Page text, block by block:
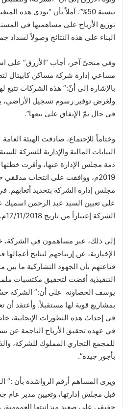
بنسبة 50%”. آملاً بأن “تودي هذه
توزيع الأرباح على مساهميها في
البناء على هذه النتائج وصولاً لسداد
وفي منحىً آخر، أجاب “الأزرق” على
مساعي إدارة شركة مساكن كابيتال
بالإشارة إلى أنّ:” هذه الشركات
ولغرض توفير رسوم تسجيل الأراضي،
في حال تمّ الإتفاق على بيعها”.
وختاماً للإجتماع، صادقت الهيئة
ذمة مجلس الإدارة عنها، وأقرت خطتها
2019م، ووافقت على انتخاب
مجلس إدارة الشركة بتحديد أتعابهم.
على تعيين السيد عبد الرحمن
الشركة إعتباراً من تاريخ 17/11/2018م.
إلى ذلك، عبر مساهمون في الشركة،
الإخبارية، عن إرتياحهم لنتائج
قناعتهم بأن الجهود التشاركية ما بين
التنفيذية أفضت لتحقيق مكتسبات
يوسف الخصاونه على أن:” الشركة
بمشاريع قوية لها مستقبلاً. وأعتقد أن
في إحداث هذه التطورات الإيجابية،
للمجمع التجاري المملوك للشركة،
بأجور جيدة”.
ويرى المساهم أرقم الرواشدة بأن :”
قبل مجلس إدارتها، وتعيين مدير عام
حقيقي على صعيد ميزانيتها